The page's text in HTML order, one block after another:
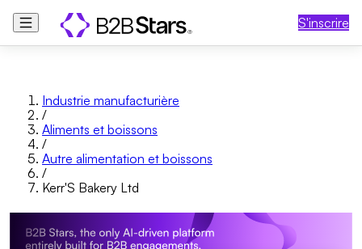
S'inscrire
Industrie manufacturière
/
Aliments et boissons
/
Autre alimentation et boissons
/
Kerr'S Bakery Ltd